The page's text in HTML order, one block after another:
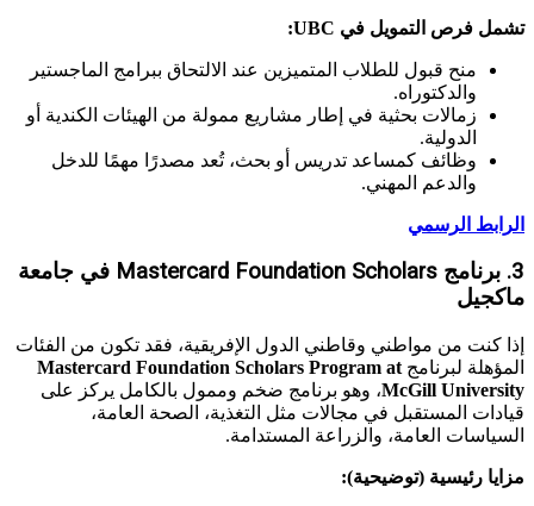
تشمل فرص التمويل في UBC:
منح قبول للطلاب المتميزين عند الالتحاق ببرامج الماجستير
والدكتوراه.
زمالات بحثية في إطار مشاريع ممولة من الهيئات الكندية أو
الدولية.
وظائف كمساعد تدريس أو بحث، تُعد مصدرًا مهمًا للدخل
والدعم المهني.
الرابط الرسمي
3. برنامج Mastercard Foundation Scholars في جامعة
ماكجيل
إذا كنت من مواطني وقاطني الدول الإفريقية، فقد تكون من الفئات
المؤهلة لبرنامج Mastercard Foundation Scholars Program at
McGill University، وهو برنامج ضخم وممول بالكامل يركز على
قيادات المستقبل في مجالات مثل التغذية، الصحة العامة،
السياسات العامة، والزراعة المستدامة.
مزايا رئيسية (توضيحية):